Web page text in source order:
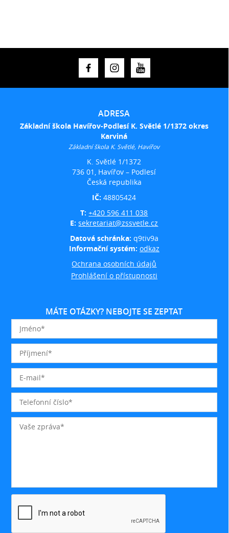
ADRESA
Základní škola Havířov-Podlesí K. Světlé 1/1372 okres
Karviná
Základní škola K. Světlé, Havířov
K. Světlé 1/1372
736 01, Havířov – Podlesí
Česká republika
IČ:48805424
T:+420 596 411 038
E:sekretariat@zssvetle.cz
Datová schránka: q9tiv9a
Informační systém: odkaz
Ochrana osobních údajů
Prohlášení o přístupnosti
MÁTE OTÁZKY? NEBOJTE SE ZEPTAT